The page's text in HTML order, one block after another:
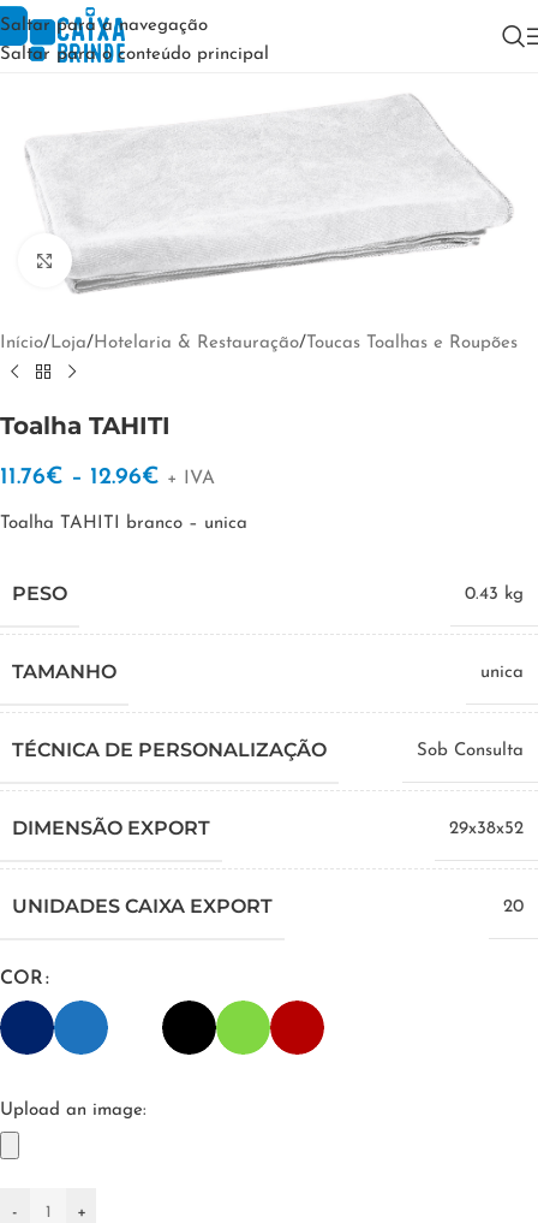
Saltar para a navegação
Saltar para o conteúdo principal
Clique para ampliar
Início/ Loja/ Hotelaria & Restauração/ Toucas Toalhas e Roupões
Toalha TAHITI
11.76€ – 12.96€ + IVA
Toalha TAHITI branco – unica
PESO 0.43 kg
TAMANHO unica
TÉCNICA DE PERSONALIZAÇÃO Sob Consulta
DIMENSÃO EXPORT 29x38x52
UNIDADES CAIXA EXPORT 20
COR
Upload an image:
- +